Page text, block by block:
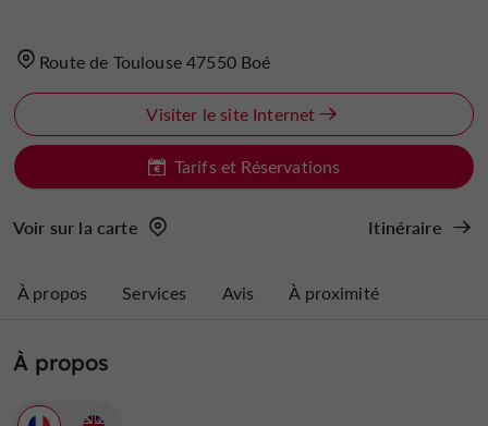
Route de Toulouse 47550 Boé
Visiter le site Internet
Tarifs et Réservations
Voir sur la carte Itinéraire
À propos Services Avis À proximité
À propos